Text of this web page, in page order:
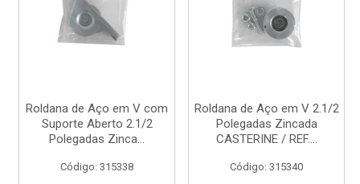
Roldana de Aço em V com
Suporte Aberto 2.1/2
Polegadas Zinca...
Código: 315338
Roldana de Aço em V 2.1/2
Polegadas Zincada
CASTERINE / REF....
Código: 315340